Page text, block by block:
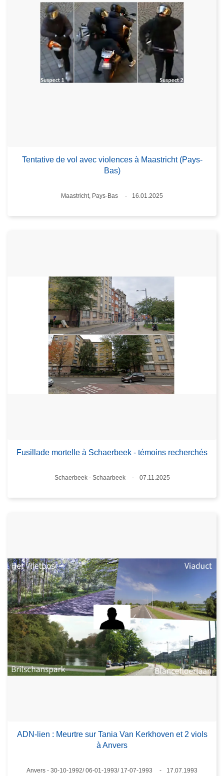
Tentative de vol avec violences à Maastricht (Pays-
Bas)
Lieux
Maastricht, Pays-Bas
16.01.2025
Fusillade mortelle à Schaerbeek - témoins recherchés
Lieux
Schaerbeek - Schaarbeek
07.11.2025
ADN-lien : Meurtre sur Tania Van Kerkhoven et 2 viols
à Anvers
Lieux
Anvers - 30-10-1992/ 06-01-1993/ 17-07-1993 17.07.1993